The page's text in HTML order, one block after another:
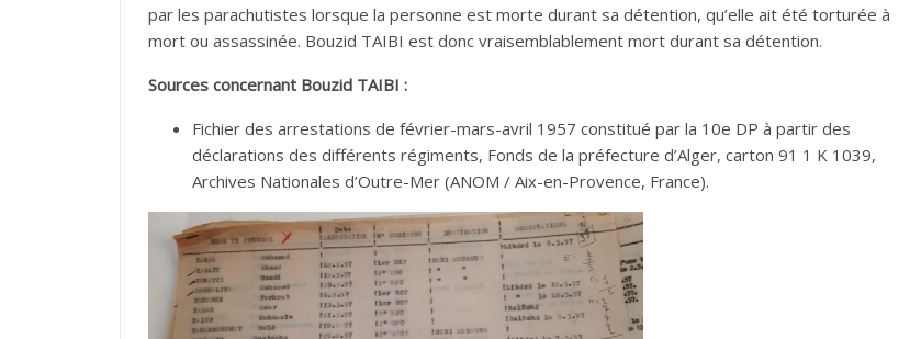
par les parachutistes lorsque la personne est morte durant sa détention, qu’elle ait été torturée à
mort ou assassinée. Bouzid TAIBI est donc vraisemblablement mort durant sa détention.
Sources concernant Bouzid TAIBI :
Fichier des arrestations de février-mars-avril 1957 constitué par la 10e DP à partir des
déclarations des différents régiments, Fonds de la préfecture d’Alger, carton 91 1 K 1039,
Archives Nationales d’Outre-Mer (ANOM / Aix-en-Provence, France).